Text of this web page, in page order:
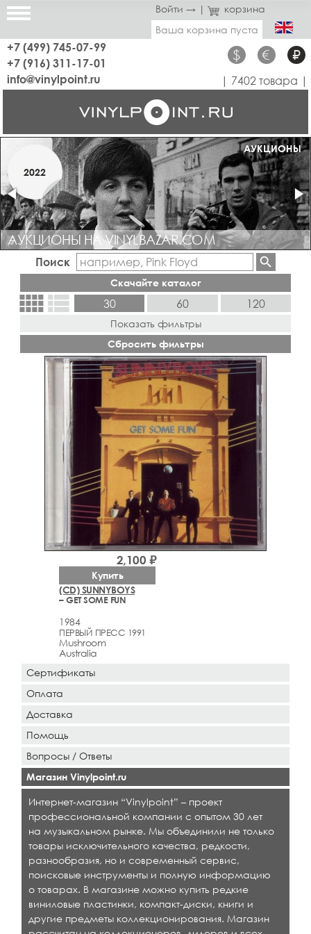
Войти → |
корзина
Ваша корзина пуста
+7 (499) 745-07-99
+7 (916) 311-17-01
$ € ₽
info@vinylpoint.ru | 7402 товара |
МАГАЗИН ОТКРЫТ
МАРТ
2019
АУКЦИОНЫ
2022
АУКЦИОНЫ НА VINYLBAZAR.COM
Поиск
Скачайте каталог
view_comfyview_list 30 60 120
Показать фильтры
Сбросить фильтры
(CD) SUNNYBOYS
– GET SOME FUN
1984
ПЕРВЫЙ ПРЕСС 1991
Mushroom
Australia
2,100 ₽
Купить
Сертификаты
Оплата
Доставка
Помощь
Вопросы / Ответы
Магазин Vinylpoint.ru
Интернет-магазин “Vinylpoint” – проект
профессиональной компании с опытом 30 лет
на музыкальном рынке. Мы объединили не только
товары исключительного качества, редкости,
разнообразия, но и современный сервис,
поисковые инструменты и полную информацию
о товарах. В магазине можно купить редкие
виниловые пластинки, компакт-диски, книги и
другие предметы коллекционирования. Магазин